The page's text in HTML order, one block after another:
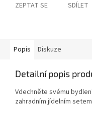
ZEPTAT SE SDÍLET
Popis Diskuze
Detailní popis
Vdechněte svému
zahradním jídelním